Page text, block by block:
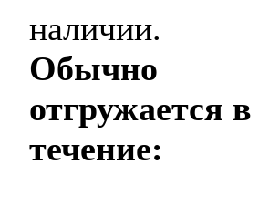
наличии.
Обычно
отгружается в
течение: